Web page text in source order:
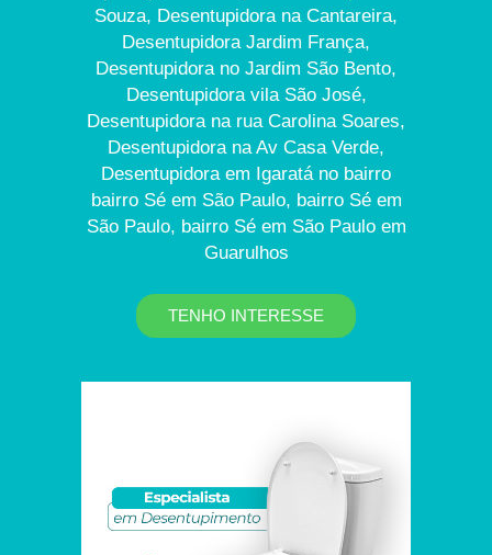
Souza, Desentupidora na Cantareira,
Desentupidora Jardim França,
Desentupidora no Jardim São Bento,
Desentupidora vila São José,
Desentupidora na rua Carolina Soares,
Desentupidora na Av Casa Verde,
Desentupidora em Igaratá no bairro
bairro Sé em São Paulo, bairro Sé em
São Paulo, bairro Sé em São Paulo em
Guarulhos
TENHO INTERESSE